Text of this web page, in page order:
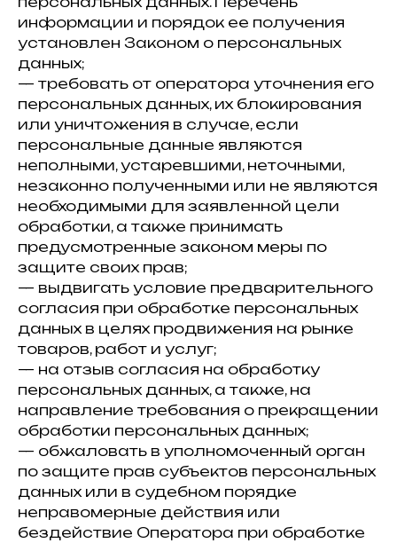
информации и порядок ее получения
установлен Законом о персональных
данных;
— требовать от оператора уточнения его
персональных данных, их блокирования
или уничтожения в случае, если
персональные данные являются
неполными, устаревшими, неточными,
незаконно полученными или не являются
необходимыми для заявленной цели
обработки, а также принимать
предусмотренные законом меры по
защите своих прав;
— выдвигать условие предварительного
согласия при обработке персональных
данных в целях продвижения на рынке
товаров, работ и услуг;
— на отзыв согласия на обработку
персональных данных, а также, на
направление требования о прекращении
обработки персональных данных;
— обжаловать в уполномоченный орган
по защите прав субъектов персональных
данных или в судебном порядке
неправомерные действия или
бездействие Оператора при обработке